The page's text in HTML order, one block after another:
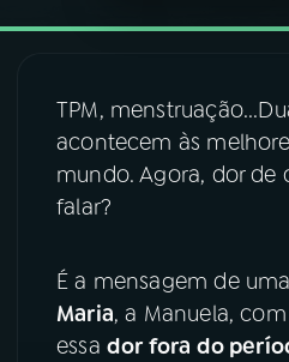
ÚLTIMAS
08FESTIVAL DE MÚSICA
ACOMPANHE A RÁDIO NACIONAL
YouTube
TPM,
acontecem às
mundo. Agora, dor de
falar?
É a mensagem de
Maria, a Manuela,
essa dor fora do